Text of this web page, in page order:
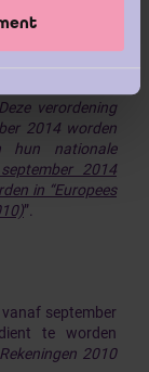
verordening
2014 worden
hun nationale
2014
in “Europees
”.
september
te worden
2010